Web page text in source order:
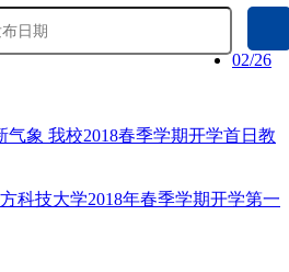
02/26
气象 我校2018春季学期开学首日教
科技大学2018年春季学期开学第一